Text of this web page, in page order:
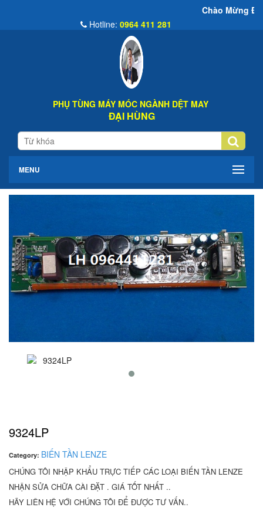
Chào Mừng Đến Website Đại
Hotline: 0964 411 281
PHỤ TÙNG MÁY MÓC NGÀNH DỆT MAY
ĐẠI HÙNG
MENU
9324LP
Category: BIẾN TẦN LENZE
CHÚNG TÔI NHẬP KHẨU TRỰC TIẾP CÁC LOẠI BIẾN TẦN LENZE
NHẬN SỬA CHỮA CÀI ĐẶT . GIÁ TỐT NHẤT ..
HÃY LIÊN HỆ VỚI CHÚNG TÔI ĐỂ ĐƯỢC TƯ VẤN..